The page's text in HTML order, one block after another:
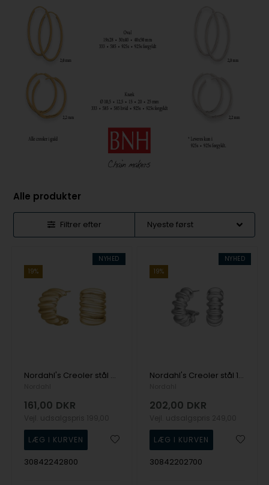
Alle produkter
Filtrer efter
NYHED
19%
Nordahl's Creoler stål 4 IP gold SALINO
161,00 DKR
30842242800
NYHED
19%
Nordahl's Creoler stål 1 SALINO
202,00 DKR
30842202700